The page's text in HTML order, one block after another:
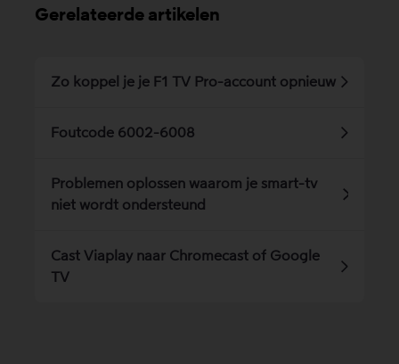
Gerelateerde artikelen
Zo koppel je je F1 TV Pro-account opnieuw
Foutcode 6002-6008
Problemen oplossen waarom je smart-tv
niet wordt ondersteund
Cast Viaplay naar Chromecast of Google
TV